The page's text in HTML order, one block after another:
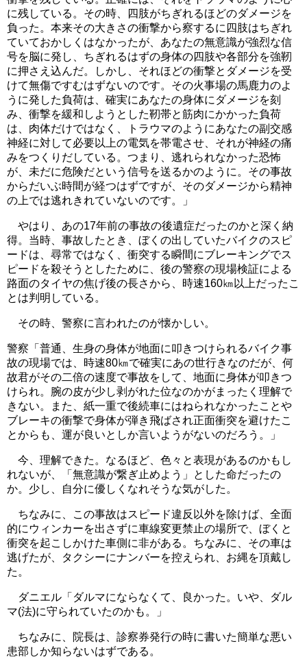
に残している。その時、四肢がちぎれるほどのダメージを
負った。本来その大きさの衝撃から察するに四肢はちぎれ
ていておかしくはなかったが、あなたの無意識が強烈な信
号を脳に発し、ちぎれるはずの身体の四肢や各部分を強靭
に押さえ込んだ。しかし、それほどの衝撃とダメージを受
けて無傷ですむはずないのです。その火事場の馬鹿力のよ
うに発した負荷は、確実にあなたの身体にダメージを刻
み、衝撃を緩和しようとした靭帯と筋肉にかかった負荷
は、肉体だけではなく、トラウマのようにあなたの副交感
神経に対して必要以上の電気を帯電させ、それが神経の痛
みをつくりだしている。つまり、逃れられなかった恐怖
が、未だに危険だという信号を送るかのように。その事故
からだいぶ時間が経つはずですが、そのダメージから精神
の上では逃れきれていないのです。」
やはり、あの17年前の事故の後遺症だったのかと深く納
得。当時、事故したとき、ぼくの出していたバイクのスピ
ードは、尋常ではなく、衝突する瞬間にブレーキングでス
ピードを殺そうとしたために、後の警察の現場検証による
路面のタイヤの焦げ後の長さから、時速160㎞以上だったこ
とは判明している。
その時、警察に言われたのが懐かしい。
警察「普通、生身の身体が地面に叩きつけられるバイク事
故の現場では、時速80㎞で確実にあの世行きなのだが、何
故君がその二倍の速度で事故をして、地面に身体が叩きつ
けられ。腕の皮が少し剥がれた位なのかがまったく理解で
きない。また、紙一重で後続車にはねられなかったことや
ブレーキの衝撃で身体が弾き飛ばされ正面衝突を避けたこ
とからも、運が良いとしか言いようがないのだろう。」
今、理解できた。なるほど、色々と表現があるのかもし
れないが、「無意識が繋ぎ止めよう」とした命だったの
か。少し、自分に優しくなれそうな気がした。
ちなみに、この事故はスピード違反以外を除けば、全面
的にウィンカーを出さずに車線変更禁止の場所で、ぼくと
衝突を起こしかけた車側に非がある。ちなみに、その車は
逃げたが、タクシーにナンバーを控えられ、お縄を頂戴し
た。
ダニエル「ダルマにならなくて、良かった。いや、ダル
マ(法)に守られていたのかも。」
ちなみに、院長は、診察券発行の時に書いた簡単な悪い
患部しか知らないはずである。